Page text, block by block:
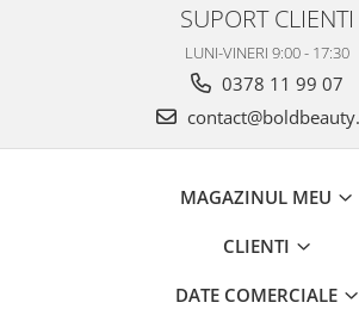
SUPORT CLIENTI
LUNI-VINERI 9:00 - 17:30
0378 11 99 07
MAGAZINUL MEU
CLIENTI
DATE COMERCIALE